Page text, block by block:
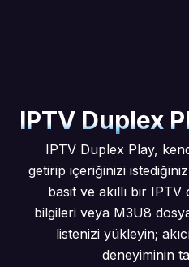
IPTV Duplex
IPTV Duplex Play,
getirip içeriğinizi
basit ve akıllı bir IPTV
bilgileri veya M3U8
listenizi yükleyin;
deneyiminin